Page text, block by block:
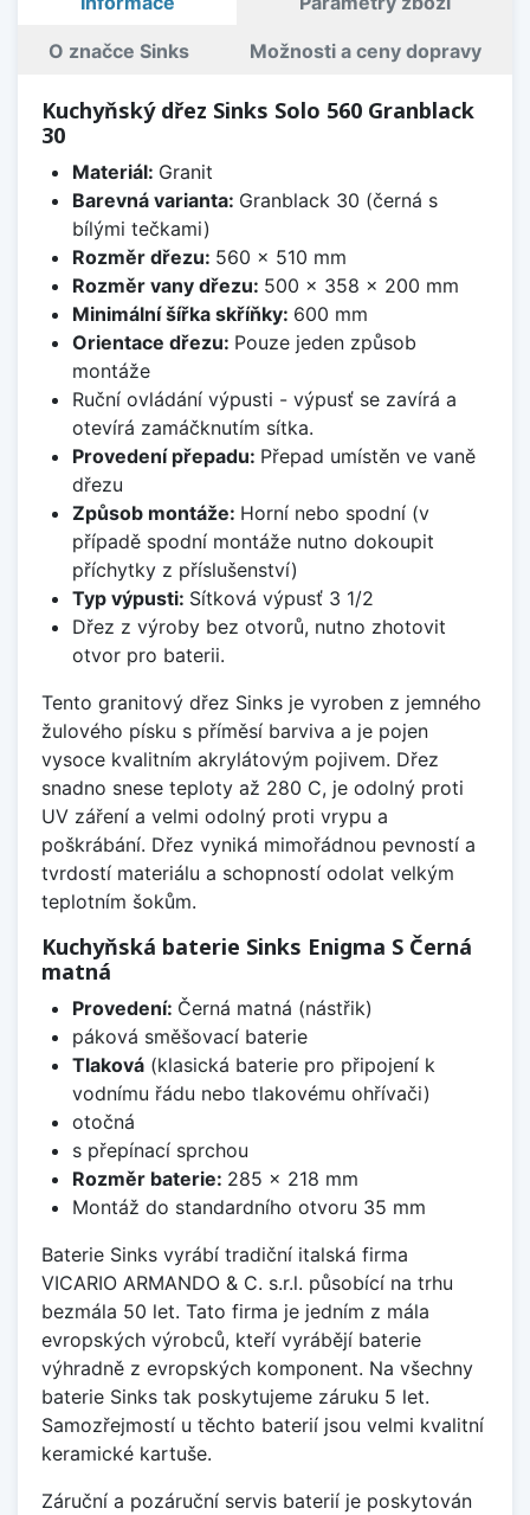
O značce Sinks Možnosti a ceny dopravy
Kuchyňský dřez Sinks Solo 560 Granblack
30
Materiál: Granit
Barevná varianta: Granblack 30 (černá s
bílými tečkami)
Rozměr dřezu: 560 x 510 mm
Rozměr vany dřezu: 500 x 358 x 200 mm
Minimální šířka skříňky: 600 mm
Orientace dřezu: Pouze jeden způsob
montáže
Ruční ovládání výpusti - výpusť se zavírá a
otevírá zamáčknutím sítka.
Provedení přepadu: Přepad umístěn ve vaně
dřezu
Způsob montáže: Horní nebo spodní (v
případě spodní montáže nutno dokoupit
příchytky z příslušenství)
Typ výpusti: Sítková výpusť 3 1/2
Dřez z výroby bez otvorů, nutno zhotovit
otvor pro baterii.
Tento granitový dřez Sinks je vyroben z jemného
žulového písku s příměsí barviva a je pojen
vysoce kvalitním akrylátovým pojivem. Dřez
snadno snese teploty až 280 C, je odolný proti
UV záření a velmi odolný proti vrypu a
poškrábání. Dřez vyniká mimořádnou pevností a
tvrdostí materiálu a schopností odolat velkým
teplotním šokům.
Kuchyňská baterie Sinks Enigma S Černá
matná
Provedení: Černá matná (nástřik)
páková směšovací baterie
Tlaková(klasická baterie pro připojení k
vodnímu řádu nebo tlakovému ohřívači)
otočná
s přepínací sprchou
Rozměr baterie: 285 x 218 mm
Montáž do standardního otvoru 35 mm
Baterie Sinks vyrábí tradiční italská firma
VICARIO ARMANDO & C. s.r.l. působící na trhu
bezmála 50 let. Tato firma je jedním z mála
evropských výrobců, kteří vyrábějí baterie
výhradně z evropských komponent. Na všechny
baterie Sinks tak poskytujeme záruku 5 let.
Samozřejmostí u těchto baterií jsou velmi kvalitní
keramické kartuše.
Záruční a pozáruční servis baterií je poskytován